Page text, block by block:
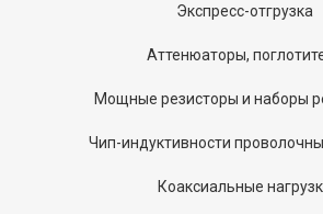
Экспресс-отгрузка
Аттенюаторы,
Мощные резисторы и наборы
Чип-индуктивности
Коаксиальные